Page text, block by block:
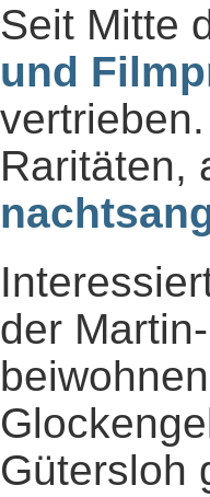
Seit Mitte
und
Raritäten,
der
Gütersloh